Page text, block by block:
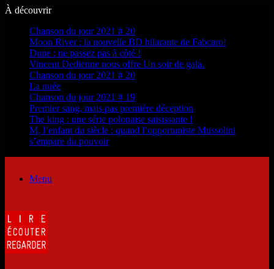
À découvrir
Chanson du jour 2021 # 20
Moon River : la nouvelle BD hilarante de Fabcaro!
Dune : ne passez pas à côté !
Vincent Dedienne nous offre Un soir de gala.
Chanson du jour 2021 # 20
La nuée
Chanson du jour 2021 # 19
Premier sang, mais pas première déception
The king : une série polonaise saisissante !
M, l’enfant du siècle : quand l’opportuniste Mussolini
s’empare du pouvoir
Menu